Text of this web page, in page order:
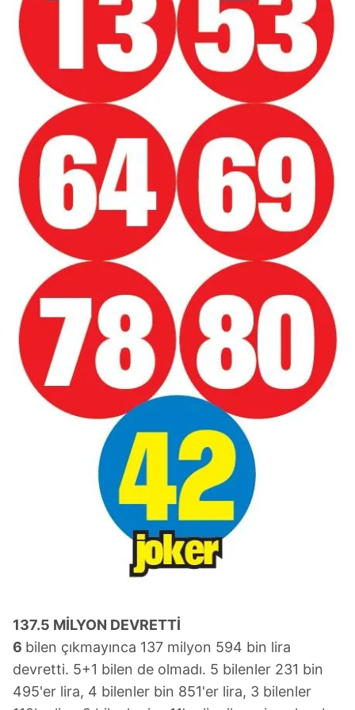
Sitemizde kendimize ve üçüncü kişilere ait çerezler
kullanılmaktadır. Bu çerezler vasıtasıyla çeşitli kişisel
verileriniz işlenmekte olup gerekli olan çerezler bilgi
toplumu hizmetlerinin sunulması amacıyla
kullanılmaktadır. Diğer çerezler, sitemizin daha işlevsel
kılınması ve kişiselleştirilmesi ve sizlere yönelik
reklam/pazarlama faaliyetlerinin yapılması, amaçlarıyla
sınırlı olarak açık rızanız dahilinde kullanılacaktır.
Çerezlere ilişkin tercihlerinizi aşağıda yer alan panel
vasıtasıyla belirleyebilirsiniz. Çerezlere ilişkin detaylı bilgi
için Ayarlar butonuna tıklayabilir, Çerez Bilgilendirme
Metnimizi
ziyaret edebilirsiniz.
6698 sayılı Kişisel Verilerin Korunması Kanunu uyarınca
hazırlanmış Aydınlatma Metnimizi okumak ve sitemizde
ilgili mevzuata uygun olarak kullanılan çerezlerle ilgili bilgi
almak için lütfentıklayınız
137.5 MİLYON DEVRETTİ
6 bilen çıkmayınca 137 milyon 594 bin lira
devretti. 5+1 bilen de olmadı. 5 bilenler 231 bin
495'er lira, 4 bilenler bin 851'er lira, 3 bilenler